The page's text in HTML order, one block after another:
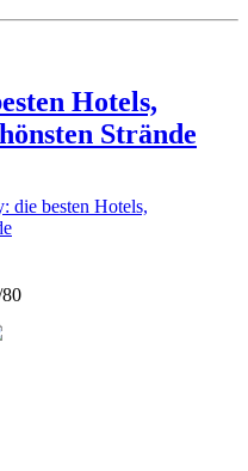
Hotels,
Strände
die besten Hotels,